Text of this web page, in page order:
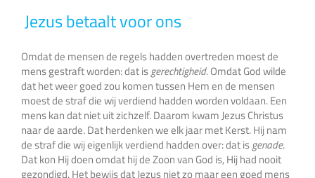
Jezus betaalt voor ons
Omdat de mensen de regels hadden overtreden moest de
mens gestraft worden: dat isgerechtigheid. Omdat God wilde
dat het weer goed zou komen tussen Hem en de mensen
moest de straf die wij verdiend hadden worden voldaan. Een
mens kan dat niet uit zichzelf. Daarom kwam Jezus Christus
naar de aarde. Dat herdenken we elk jaar met Kerst. Hij nam
de straf die wij eigenlijk verdiend hadden over: dat isgenade.
Dat kon Hij doen omdat hij de Zoon van God is, Hij had nooit
gezondigd. Het bewijs dat Jezus niet zo maar een goed mens